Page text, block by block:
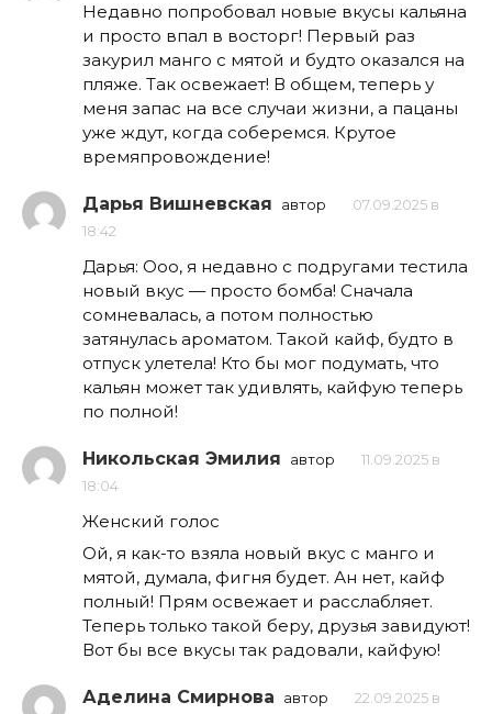
Недавно попробовал новые вкусы кальяна
и просто впал в восторг! Первый раз
закурил манго с мятой и будто оказался на
пляже. Так освежает! В общем, теперь у
меня запас на все случаи жизни, а пацаны
уже ждут, когда соберемся. Крутое
времяпровождение!
Дарья Вишневская автор
07.09.2025 в
18:42
Дарья: Ооо, я недавно с подругами тестила
новый вкус — просто бомба! Сначала
сомневалась, а потом полностью
затянулась ароматом. Такой кайф, будто в
отпуск улетела! Кто бы мог подумать, что
кальян может так удивлять, кайфую теперь
по полной!
Никольская Эмилия автор
11.09.2025 в
18:04
Женский голос
Ой, я как-то взяла новый вкус с манго и
мятой, думала, фигня будет. Ан нет, кайф
полный! Прям освежает и расслабляет.
Теперь только такой беру, друзья завидуют!
Вот бы все вкусы так радовали, кайфую!
Аделина Смирнова автор
22.09.2025 в